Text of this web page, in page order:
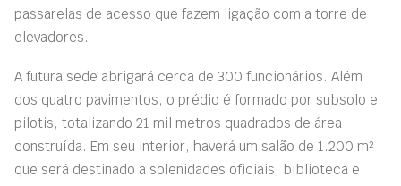
passarelas de acesso que fazem ligação com a torre de
elevadores.
A futura sede abrigará cerca de 300 funcionários. Além
dos quatro pavimentos, o prédio é formado por subsolo e
pilotis, totalizando 21 mil metros quadrados de área
construída. Em seu interior, haverá um salão de 1.200 m²
que será destinado a solenidades oficiais, biblioteca e